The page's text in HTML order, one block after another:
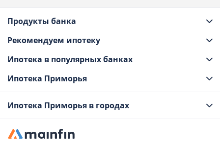
Продукты банка
Рекомендуем ипотеку
Ипотека в популярных банках
Ипотека Приморья
Ипотека Приморья в городах